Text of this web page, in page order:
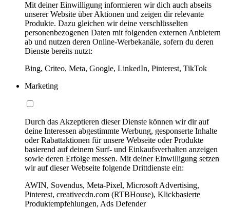
Mit deiner Einwilligung informieren wir dich auch abseits
unserer Website über Aktionen und zeigen dir relevante
Produkte. Dazu gleichen wir deine verschlüsselten
personenbezogenen Daten mit folgenden externen Anbietern
ab und nutzen deren Online-Werbekanäle, sofern du deren
Dienste bereits nutzt:
Bing, Criteo, Meta, Google, LinkedIn, Pinterest, TikTok
Marketing
Durch das Akzeptieren dieser Dienste können wir dir auf
deine Interessen abgestimmte Werbung, gesponserte Inhalte
oder Rabattaktionen für unsere Webseite oder Produkte
basierend auf deinem Surf- und Einkaufsverhalten anzeigen
sowie deren Erfolge messen. Mit deiner Einwilligung setzen
wir auf dieser Webseite folgende Drittdienste ein:
AWIN, Sovendus, Meta-Pixel, Microsoft Advertising,
Pinterest, creativecdn.com (RTBHouse), Klickbasierte
Produktempfehlungen, Ads Defender